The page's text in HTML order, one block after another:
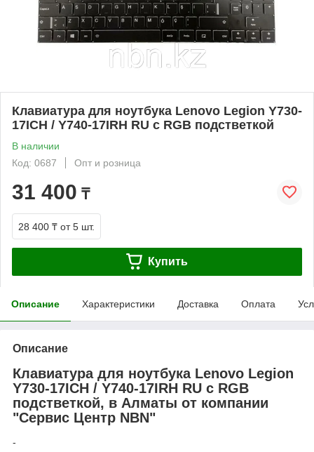
Клавиатура для ноутбука Lenovo Legion Y730-
17ICH / Y740-17IRH RU с RGB подстветкой
В наличии
Код: 0687
Опт и розница
31 400 ₸
28 400 ₸ от 5 шт.
Купить
Описание Характеристики Доставка Оплата
Описание
Клавиатура для ноутбука Lenovo Legion
Y730-17ICH / Y740-17IRH RU с RGB
подстветкой, в Алматы от компании
"Сервис Центр NBN"
-